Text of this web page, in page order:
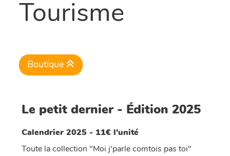
Boutique
Tourisme
Le petit dernier - Édition 2025
Calendrier 2025 - 11€ l'unité
Toute la collection "Moi j'parle comtois pas toi"